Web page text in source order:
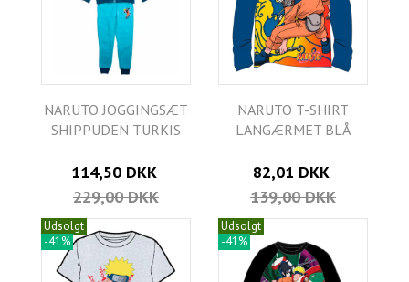
NARUTO JOGGINGSÆT
SHIPPUDEN TURKIS
114,50 DKK
229,00 DKK
NARUTO T-SHIRT
LANGÆRMET BLÅ
82,01 DKK
139,00 DKK
Udsolgt
-41%
Udsolgt
-41%